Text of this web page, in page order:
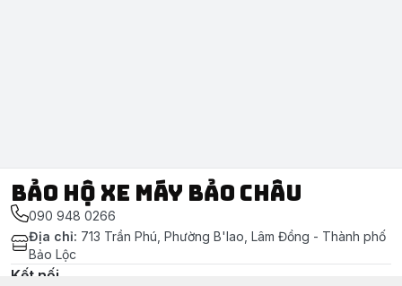
Bảo Hộ Xe Máy Bảo Châu
090 948 0266
Địa chỉ: 713 Trần Phú, Phường B'lao, Lâm Đồng - Thành phố
Bảo Lộc
Kết nối